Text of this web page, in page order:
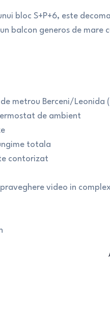
bloc S+P+6, este
balcon generos de
metrou Berceni/Leonida
de ambient
totala
contorizat
video in